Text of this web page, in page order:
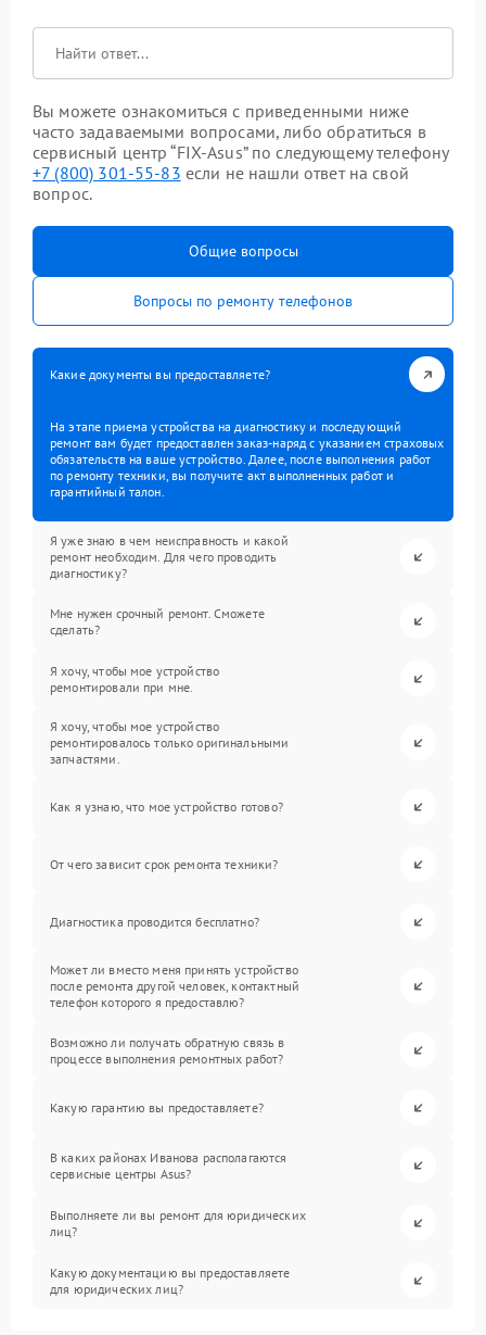
Вы можете ознакомиться с приведенными ниже
часто задаваемыми вопросами, либо обратиться в
сервисный центр “FIX-Asus” по следующему телефону
+7 (800) 301-55-83 если не нашли ответ на свой
вопрос.
Общие вопросы
Вопросы по ремонту телефонов
Какие документы вы предоставляете?
На этапе приема устройства на диагностику и последующий
ремонт вам будет предоставлен заказ-наряд с указанием страховых
обязательств на ваше устройство. Далее, после выполнения работ
по ремонту техники, вы получите акт выполненных работ и
гарантийный талон.
Я уже знаю в чем неисправность и какой
ремонт необходим. Для чего проводить
диагностику?
Мне нужен срочный ремонт. Сможете
сделать?
Я хочу, чтобы мое устройство
ремонтировали при мне.
Я хочу, чтобы мое устройство
ремонтировалось только оригинальными
запчастями.
Как я узнаю, что мое устройство готово?
От чего зависит срок ремонта техники?
Диагностика проводится бесплатно?
Может ли вместо меня принять устройство
после ремонта другой человек, контактный
телефон которого я предоставлю?
Возможно ли получать обратную связь в
процессе выполнения ремонтных работ?
Какую гарантию вы предоставляете?
В каких районах Иванова располагаются
сервисные центры Asus?
Выполняете ли вы ремонт для юридических
лиц?
Какую документацию вы предоставляете
для юридических лиц?